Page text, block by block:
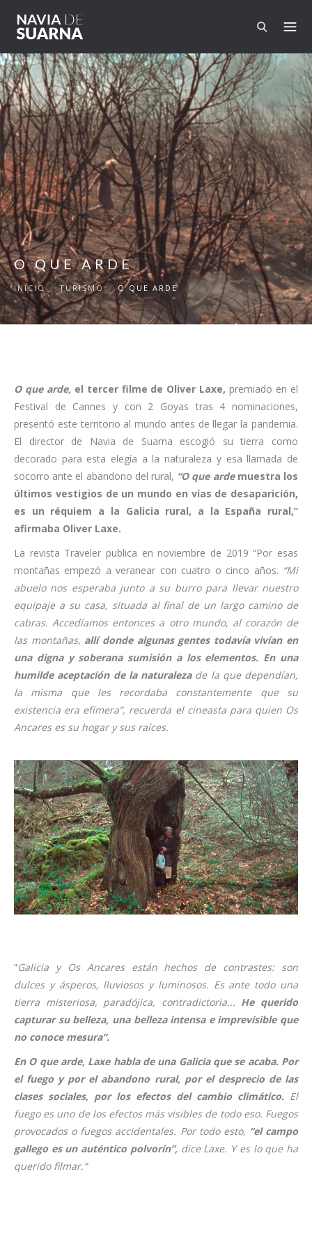
O QUE ARDE
INICIO / TURISMO / O QUE ARDE
O que arde,el tercer filme de Oliver Laxe, premiado en el
Festival de Cannes y con 2 Goyas tras 4 nominaciones,
presentó este territorio al mundo antes de llegar la pandemia.
El director de Navia de Suarna escogió su tierra como
decorado para esta elegía a la naturaleza y esa llamada de
socorro ante el abandono del rural, “O que ardemuestra los
últimos vestigios de un mundo en vías de desaparición,
es un réquiem a la Galicia rural, a la España rural,”
afirmaba Oliver Laxe.
La revista Traveler publica en noviembre de 2019 “Por esas
montañas empezó a veranear con cuatro o cinco años. “Mi
abuelo nos esperaba junto a su burro para llevar nuestro
equipaje a su casa, situada al final de un largo camino de
cabras. Accedíamos entonces a otro mundo, al corazón de
las montañas, allí donde algunas gentes todavía vivían en
una digna y soberana sumisión a los elementos. En una
humilde aceptación de la naturalezade la que dependían,
la misma que les recordaba constantemente que su
existencia era efímera”, recuerda el cineasta para quien Os
Ancares es su hogar y sus raíces.
“Galicia y Os Ancares están hechos de contrastes: son
dulces y ásperos, lluviosos y luminosos. Es ante todo una
tierra misteriosa, paradójica, contradictoria... He querido
capturar su belleza, una belleza intensa e imprevisible que
no conoce mesura”.
En O que arde, Laxe habla de una Galicia que se acaba. Por
el fuego y por el abandono rural, por el desprecio de las
clases sociales, por los efectos del cambio climático. El
fuego es uno de los efectos más visibles de todo eso. Fuegos
provocados o fuegos accidentales. Por todo esto, “el campo
gallego es un auténtico polvorín”,dice Laxe. Y es lo que ha
querido filmar.”